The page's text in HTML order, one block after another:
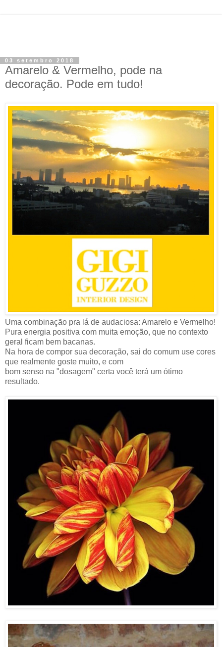
03 setembro 2018
Amarelo & Vermelho, pode na
decoração. Pode em tudo!
Uma combinação pra lá de audaciosa: Amarelo e Vermelho!
Pura energia positiva com muita emoção, que no contexto
geral ficam bem bacanas.
Na hora de compor sua decoração, sai do comum use cores
que realmente goste muito, e com
bom senso na "dosagem" certa você terá um ótimo
resultado.